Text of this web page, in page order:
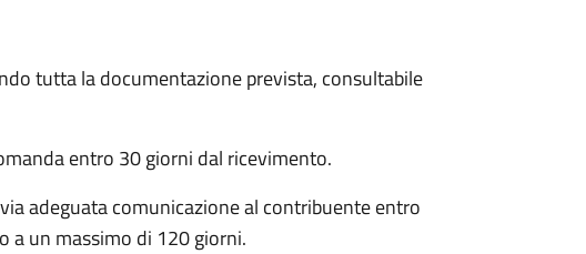
tutta la documentazione prevista, consultabile
entro 30 giorni dal ricevimento.
adeguata comunicazione al contribuente entro
a un massimo di 120 giorni.